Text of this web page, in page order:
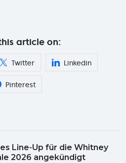
article on:
Twitter Linkedin
Pinterest
Line-Up für die Whitney
2026 angekündigt